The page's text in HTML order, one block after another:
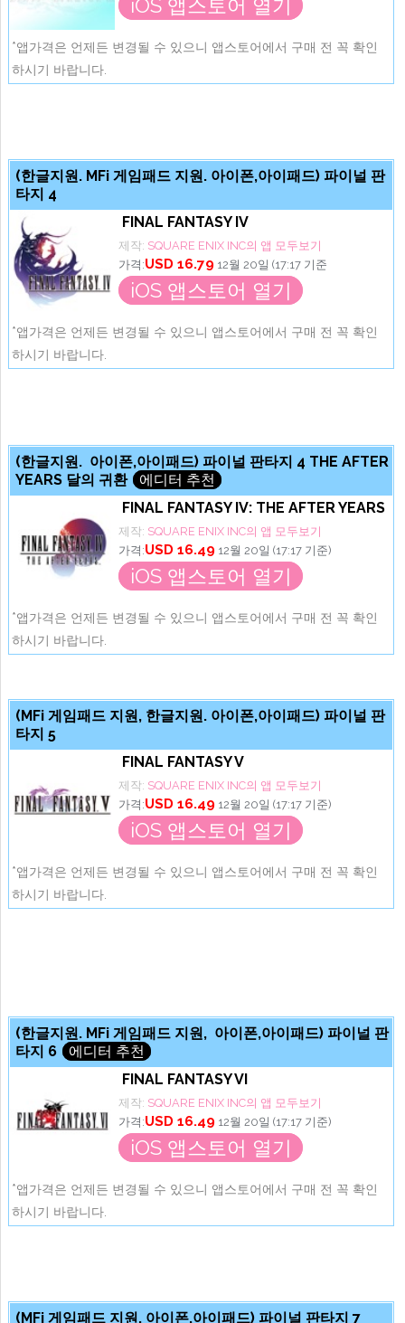
iOS 앱스토어 열기
*앱가격은 언제든 변경될 수 있으니 앱스토어에서 구매 전 꼭 확인
하시기 바랍니다.
(한글지원. MFi 게임패드 지원. 아이폰,아이패드) 파이널 판
타지 4
FINAL FANTASY IV
제작: SQUARE ENIX INC의 앱 모두보기
가격:USD 16.79 12월 20일 (17:17 기준
iOS 앱스토어 열기
*앱가격은 언제든 변경될 수 있으니 앱스토어에서 구매 전 꼭 확인
하시기 바랍니다.
(한글지원. 아이폰,아이패드) 파이널 판타지 4 THE AFTER
YEARS 달의 귀환
에디터 추천
FINAL FANTASY IV: THE AFTER YEARS
제작: SQUARE ENIX INC의 앱 모두보기
가격:USD 16.49 12월 20일 (17:17 기준)
iOS 앱스토어 열기
*앱가격은 언제든 변경될 수 있으니 앱스토어에서 구매 전 꼭 확인
하시기 바랍니다.
(MFi 게임패드 지원, 한글지원. 아이폰,아이패드) 파이널 판
타지 5
FINAL FANTASY V
제작: SQUARE ENIX INC의 앱 모두보기
가격:USD 16.49 12월 20일 (17:17 기준)
iOS 앱스토어 열기
*앱가격은 언제든 변경될 수 있으니 앱스토어에서 구매 전 꼭 확인
하시기 바랍니다.
(한글지원. MFi 게임패드 지원, 아이폰,아이패드) 파이널 판
타지 6
에디터 추천
FINAL FANTASY VI
제작: SQUARE ENIX INC의 앱 모두보기
가격:USD 16.49 12월 20일 (17:17 기준)
iOS 앱스토어 열기
*앱가격은 언제든 변경될 수 있으니 앱스토어에서 구매 전 꼭 확인
하시기 바랍니다.
(MFi 게임패드 지원, 아이폰,아이패드) 파이널 판타지 7